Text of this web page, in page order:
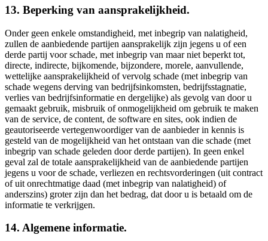
13. Beperking van aansprakelijkheid.
Onder geen enkele omstandigheid, met inbegrip van nalatigheid,
zullen de aanbiedende partijen aansprakelijk zijn jegens u of een
derde partij voor schade, met inbegrip van maar niet beperkt tot,
directe, indirecte, bijkomende, bijzondere, morele, aanvullende,
wettelijke aansprakelijkheid of vervolg schade (met inbegrip van
schade wegens derving van bedrijfsinkomsten, bedrijfsstagnatie,
verlies van bedrijfsinformatie en dergelijke) als gevolg van door u
gemaakt gebruik, misbruik of onmogelijkheid om gebruik te maken
van de service, de content, de software en sites, ook indien de
geautoriseerde vertegenwoordiger van de aanbieder in kennis is
gesteld van de mogelijkheid van het ontstaan van die schade (met
inbegrip van schade geleden door derde partijen). In geen enkel
geval zal de totale aansprakelijkheid van de aanbiedende partijen
jegens u voor de schade, verliezen en rechtsvorderingen (uit contract
of uit onrechtmatige daad (met inbegrip van nalatigheid) of
anderszins) groter zijn dan het bedrag, dat door u is betaald om de
informatie te verkrijgen.
14. Algemene informatie.